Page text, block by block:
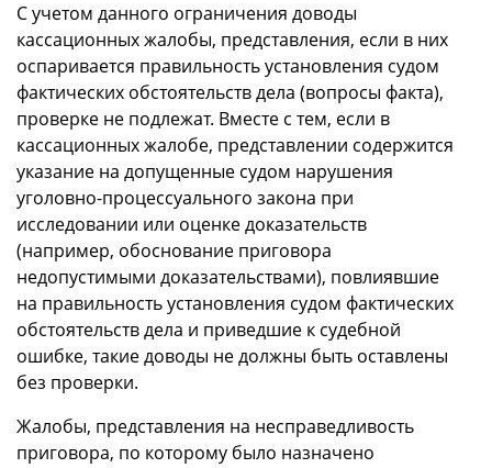
С учетом данного ограничения доводы
кассационных жалобы, представления, если в них
оспаривается правильность установления судом
фактических обстоятельств дела (вопросы факта),
проверке не подлежат. Вместе с тем, если в
кассационных жалобе, представлении содержится
указание на допущенные судом нарушения
уголовно-процессуального закона при
исследовании или оценке доказательств
(например, обоснование приговора
недопустимыми доказательствами), повлиявшие
на правильность установления судом фактических
обстоятельств дела и приведшие к судебной
ошибке, такие доводы не должны быть оставлены
без проверки.
Жалобы, представления на несправедливость
приговора, по которому было назначено